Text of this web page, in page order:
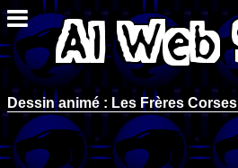
Dessin animé : Les Frères Corses